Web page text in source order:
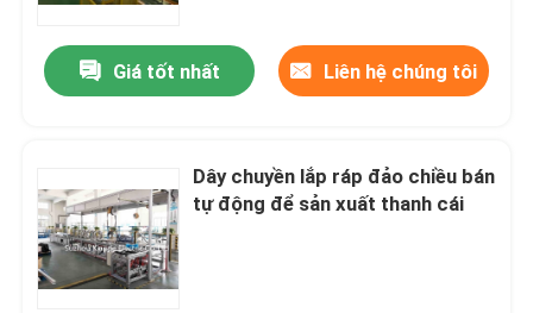
Giá tốt nhất Liên hệ chúng tôi
Dây chuyền lắp ráp đảo chiều bán
tự động để sản xuất thanh cái